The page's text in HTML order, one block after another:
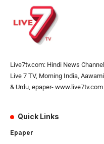
Live7tv.com: Hindi News
Live 7 TV, Morning India,
& Urdu, epaper- www.live7tv.com
Quick Links
Epaper